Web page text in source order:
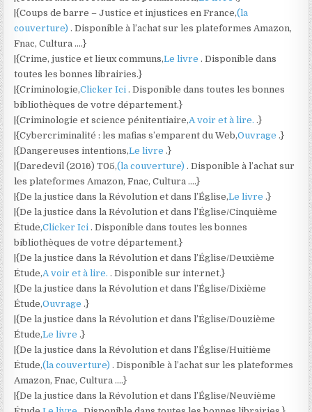
|{Coups de barre – Justice et injustices en France,(la
couverture). Disponible à l’achat sur les plateformes Amazon,
Fnac, Cultura ….}
|{Crime, justice et lieux communs,Le livre. Disponible dans
toutes les bonnes librairies.}
|{Criminologie,Clicker Ici. Disponible dans toutes les bonnes
bibliothèques de votre département.}
|{Criminologie et science pénitentiaire,A voir et à lire..}
|{Cybercriminalité : les mafias s’emparent du Web,Ouvrage.}
|{Dangereuses intentions,Le livre.}
|{Daredevil (2016) T05,(la couverture). Disponible à l’achat sur
les plateformes Amazon, Fnac, Cultura ….}
|{De la justice dans la Révolution et dans l’Église,Le livre.}
|{De la justice dans la Révolution et dans l’Église/Cinquième
Étude,Clicker Ici. Disponible dans toutes les bonnes
bibliothèques de votre département.}
|{De la justice dans la Révolution et dans l’Église/Deuxième
Étude,A voir et à lire.. Disponible sur internet.}
|{De la justice dans la Révolution et dans l’Église/Dixième
Étude,Ouvrage.}
|{De la justice dans la Révolution et dans l’Église/Douzième
Étude,Le livre.}
|{De la justice dans la Révolution et dans l’Église/Huitième
Étude,(la couverture). Disponible à l’achat sur les plateformes
Amazon, Fnac, Cultura ….}
|{De la justice dans la Révolution et dans l’Église/Neuvième